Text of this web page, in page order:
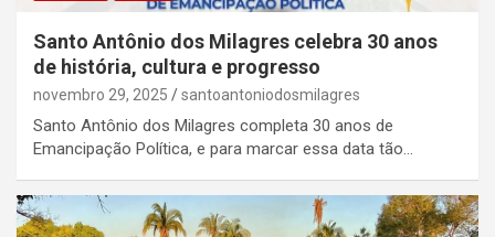
Santo Antônio dos Milagres celebra 30 anos
de história, cultura e progresso
novembro 29, 2025 santoantoniodosmilagres
Santo Antônio dos Milagres completa 30 anos de
Emancipação Política, e para marcar essa data tão…